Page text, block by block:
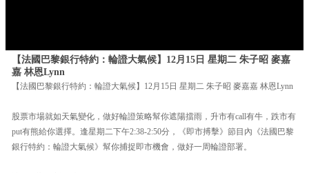
【法國巴黎銀行特約：輪證大氣候】12月15日 星期二 朱子昭 麥嘉
嘉 林恩Lynn
【法國巴黎銀行特約：輪證大氣候】12月15日 星期二 朱子昭 麥嘉嘉 林恩Lynn
股票市場就如天氣變化，做好輪證策略幫你遮陽擋雨，升市有call有牛，跌市有
put有熊給你選擇。逢星期二下午2:38-2:50分，《即市搏擊》節目內《法國巴黎
銀行特約：輪證大氣候》幫你捕捉即市機會，做好一周輪證部署。